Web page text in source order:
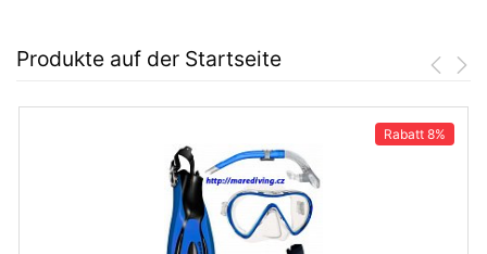
Produkte auf der Startseite
Rabatt 8%